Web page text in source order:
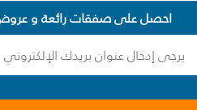
احصل على صفقات رائعة و